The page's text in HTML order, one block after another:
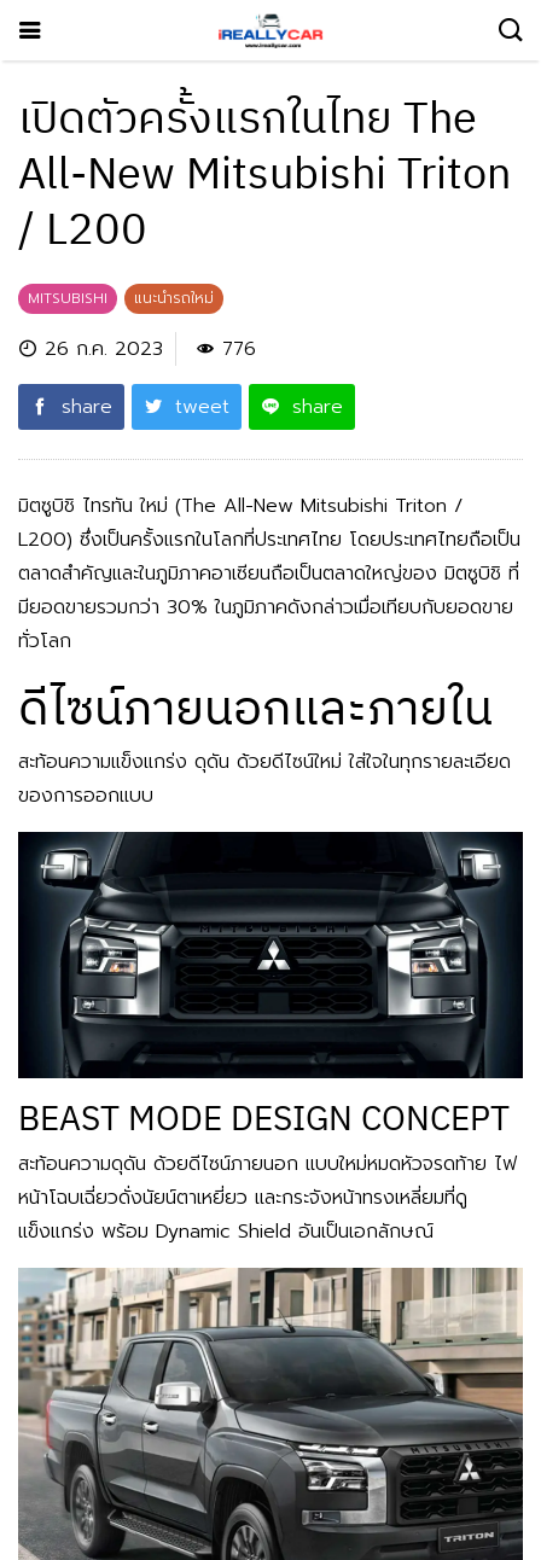
เปิดตัวครั้งแรกในไทย The
All-New Mitsubishi Triton
/ L200
MITSUBISHI แนะนำรถใหม่
26 ก.ค. 2023
776
share
tweet share
มิตซูบิชิ ไทรทัน ใหม่ (The All-New Mitsubishi Triton /
L200) ซึ่งเป็นครั้งแรกในโลกที่ประเทศไทย โดยประเทศไทยถือเป็น
ตลาดสำคัญและในภูมิภาคอาเซียนถือเป็นตลาดใหญ่ของ มิตซูบิชิ ที่
มียอดขายรวมกว่า 30% ในภูมิภาคดังกล่าวเมื่อเทียบกับยอดขาย
ทั่วโลก
ดีไซน์ภายนอกและภายใน
สะท้อนความแข็งแกร่ง ดุดัน ด้วยดีไซน์ใหม่ ใส่ใจในทุกรายละเอียด
ของการออกแบบ
BEAST MODE DESIGN CONCEPT
สะท้อนความดุดัน ด้วยดีไซน์ภายนอก แบบใหม่หมดหัวจรดท้าย ไฟ
หน้าโฉบเฉี่ยวดั่งนัยน์ตาเหยี่ยว และกระจังหน้าทรงเหลี่ยมที่ดู
แข็งแกร่ง พร้อม Dynamic Shield อันเป็นเอกลักษณ์